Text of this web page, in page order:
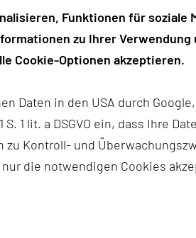
(2. MED. KLINIK)
Funktionen für soziale
zu Ihrer
Cookie-Optionen akzeptieren.
Daten in den USA durch
1 lit. a DSGVO ein, dass Ihre
Kontroll- und
die notwendigen Cookies